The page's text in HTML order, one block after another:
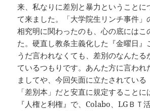
来、私なりに差別と暴力ということに
て来ました。「大学院生リンチ事件」
相究明に関わったのも、心の底にはこ
た。硬直し教条主義化した『金曜日』
うだ言われなくても、差別のなんたる
ているつもりです。あんた方に言われ
ましてや、今回矢面に立たされている
「差別本」だと安直に規定することに
『人権と利権』で、Colabo、LGＢＴ